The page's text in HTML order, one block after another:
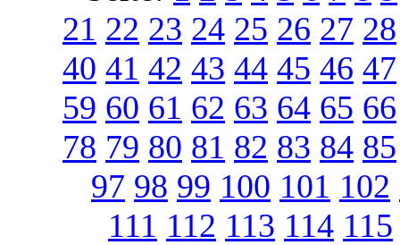
21 22 23 24 25 26 27 28
40 41 42 43 44 45 46 47
59 60 61 62 63 64 65 66
78 79 80 81 82 83 84 85
97 98 99 100 101 102
111 112 113 114 115